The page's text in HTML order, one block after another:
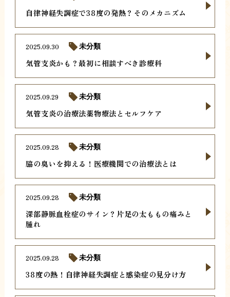
自律神経失調症で38度の発熱？そのメカニズム
気管支炎かも？最初に相談すべき診療科
2025.09.30 未分類
気管支炎の治療法薬物療法とセルフケア
2025.09.29 未分類
脇の臭いを抑える！医療機関での治療法とは
2025.09.28 未分類
深部静脈血栓症のサイン？片足の太ももの痛みと
腫れ
2025.09.28 未分類
38度の熱！自律神経失調症と感染症の見分け方
2025.09.28 未分類